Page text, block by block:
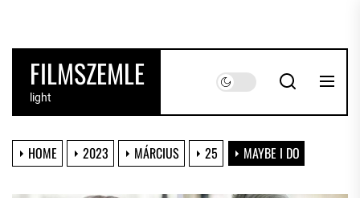
the
contentFILMSZEMLE
light
HOME 2023 MÁRCIUS 25 MAYBE I DO